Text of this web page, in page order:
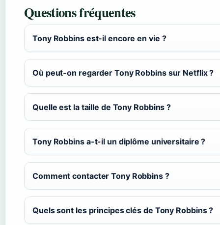
Questions fréquentes
Tony Robbins est-il encore en vie ?
Où peut-on regarder Tony Robbins sur Netflix ?
Quelle est la taille de Tony Robbins ?
Tony Robbins a-t-il un diplôme universitaire ?
Comment contacter Tony Robbins ?
Quels sont les principes clés de Tony Robbins ?